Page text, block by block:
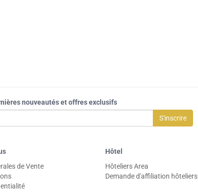
nouveautés et offres exclusifs
S'inscrire
de Vente
Hôtel
Hôteliers Area
Demande d'affiliation hôteliers